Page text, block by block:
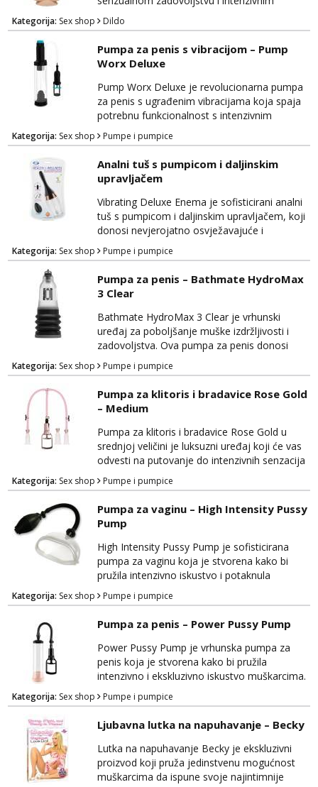
orgazmima. Ovaj luksuzni dildo ima dvostruku
namjenu i ugrađene vibracije za dodatno
uživanje. Izrađen je od visokokvalitetnog
materijala koji je siguran za tijelo i nježan na
dodir, pružajući vam udobnost i zadovoljstvo
tijekom korištenja. Silexd dolazi s dva kraj...
Kategorija: Sex shop Dildo
Pumpa za penis s vibracijom – Pump
Worx Deluxe
Pump Worx Deluxe je revolucionarna pumpa
za penis s ugrađenim vibracijama koja spaja
potrebnu funkcionalnost s intenzivnim
zadovoljstvom. Ovaj inovativni uređaj
dizajniran je kako bi poboljšao mušku
izdržljivost i povećao osjetljivost, pružajući
duboko zadovoljstvo i užitak. Izrađena je od
visokokvalitetnih materijala koji su sigurni za
tijelo, osiguravajući udobnost tijekom
korištenja. Pump Wo...
Kategorija: Sex shop Pumpe i pumpice
Analni tuš s pumpicom i daljinskim
upravljačem
Vibrating Deluxe Enema je sofisticirani analni
tuš s pumpicom i daljinskim upravljačem, koji
donosi nevjerojatno osvježavajuće i
stimulirajuće iskustvo. Ovaj uređaj kombinira
praktičnost s luksuzom kako bi vam pružio
sve što je potrebno za potpunu higijenu i
intenzivnu analnu stimulaciju. Izrađen je od
visokokvalitetnih materijala koji su sigurni za
tijelo, pružajući udobnost tijekom korištenja...
Kategorija: Sex shop Pumpe i pumpice
Pumpa za penis – Bathmate HydroMax
3 Clear
Bathmate HydroMax 3 Clear je vrhunski
uređaj za poboljšanje muške izdržljivosti i
zadovoljstva. Ova pumpa za penis donosi
naprednu tehnologiju kako bi vam pružila
maksimalne prednosti i povećanje veličine.
Izrađena je od visokokvalitetnih materijala
koji su sigurni za tijelo, pružajući vam
udobnost i sigurnost tijekom upotrebe. Klaran
dizajn Bathmate HydroMax 3 omogućava
vam da pratite svoj nap...
Kategorija: Sex shop Pumpe i pumpice
Pumpa za klitoris i bradavice Rose Gold
– Medium
Pumpa za klitoris i bradavice Rose Gold u
srednjoj veličini je luksuzni uređaj koji će vas
odvesti na putovanje do intenzivnih senzacija
i neopisivih trenutaka zadovoljstva. Ova
visokokvalitetna pumpa dizajnirana je kako bi
vam pružila nevjerojatno osnažujuće iskustvo.
Izrađena je od sigurnih i nježnih materijala
koji su prijateljski prema tijelu, osiguravajući
udobnost tijekom korištenja. Rose...
Kategorija: Sex shop Pumpe i pumpice
Pumpa za vaginu – High Intensity Pussy
Pump
High Intensity Pussy Pump je sofisticirana
pumpa za vaginu koja je stvorena kako bi
pružila intenzivno iskustvo i potaknula
senzacije kod žena. Ova visokokvalitetna
pumpa je dizajnirana s ciljem povećanja
osjetljivosti i poboljšanja intimnih trenutaka.
Izrađena je od sigurnih materijala koji su
nježni na dodir i prijateljski prema tijelu,
osiguravajući udobnost tijekom upotrebe.
High Intensity ...
Kategorija: Sex shop Pumpe i pumpice
Pumpa za penis – Power Pussy Pump
Power Pussy Pump je vrhunska pumpa za
penis koja je stvorena kako bi pružila
intenzivno i ekskluzivno iskustvo muškarcima.
Ovaj proizvod ima za cilj poboljšati vašu
izdržljivost, osnažiti vašu intimnost i pružiti
duboko zadovoljstvo. Izrađen je od
visokokvalitetnih materijala koji su sigurni za
tijelo i omogućuju udobnost tijekom
korištenja. Power Pussy Pump je pažljivo
oblikovan kako bi pružio...
Kategorija: Sex shop Pumpe i pumpice
Ljubavna lutka na napuhavanje – Becky
Lutka na napuhavanje Becky je ekskluzivni
proizvod koji pruža jedinstvenu mogućnost
muškarcima da ispune svoje najintimnije